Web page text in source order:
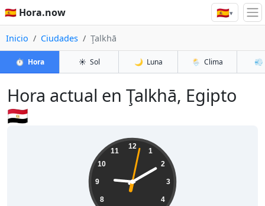
🇪🇸 Hora.now 🇪🇸▾
Inicio Ciudades Ţalkhā
⏱️ Hora ☀️ Sol 🌙 Luna 🌦️ Clima 💨
Hora actual en Ţalkhā, Egipto
🇪🇬
12
1
2
3
4
8
9
10
11